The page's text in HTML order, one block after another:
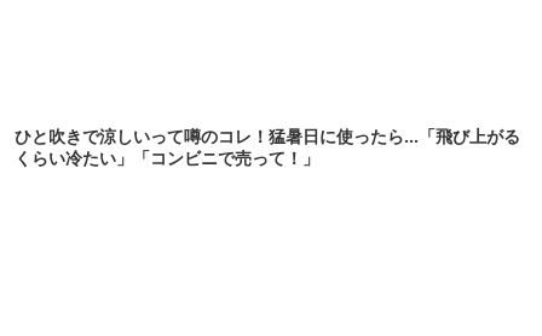
ひと吹きで涼しいって噂のコレ！猛暑日に使ったら…「飛び上がる
くらい冷たい」「コンビニで売って！」